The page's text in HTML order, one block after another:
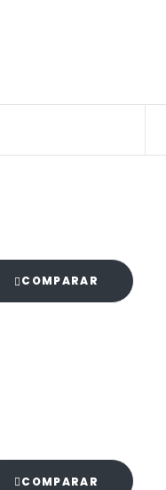
COMPARAR
COMPARAR